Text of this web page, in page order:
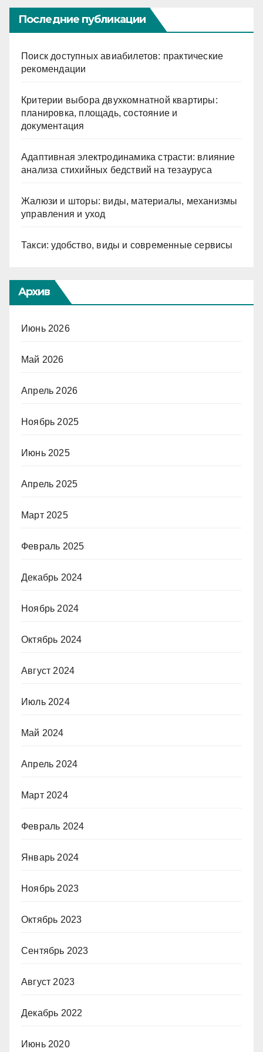
Последние публикации
Поиск доступных авиабилетов: практические
рекомендации
Критерии выбора двухкомнатной квартиры:
планировка, площадь, состояние и
документация
Адаптивная электродинамика страсти: влияние
анализа стихийных бедствий на тезауруса
Жалюзи и шторы: виды, материалы, механизмы
управления и уход
Такси: удобство, виды и современные сервисы
Архив
Июнь 2026
Май 2026
Апрель 2026
Ноябрь 2025
Июнь 2025
Апрель 2025
Март 2025
Февраль 2025
Декабрь 2024
Ноябрь 2024
Октябрь 2024
Август 2024
Июль 2024
Май 2024
Апрель 2024
Март 2024
Февраль 2024
Январь 2024
Ноябрь 2023
Октябрь 2023
Сентябрь 2023
Август 2023
Декабрь 2022
Июнь 2020